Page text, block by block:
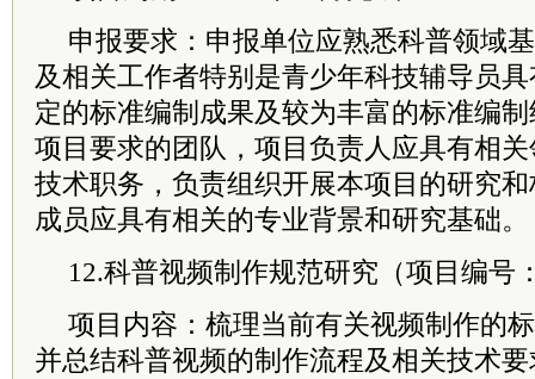
申报要求：申报单位应熟悉科普领域
及相关工作者特别是青少年科技辅导员
定的标准编制成果及较为丰富的标准编
项目要求的团队，项目负责人应具有相
技术职务，负责组织开展本项目的研究
成员应具有相关的专业背景和研究基础。
12.科普视频制作规范研究（项目编号
项目内容：梳理当前有关视频制作的
并总结科普视频的制作流程及相关技术